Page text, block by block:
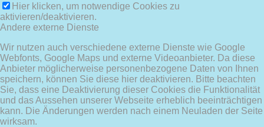
Hier klicken, um notwendige Cookies zu
aktivieren/deaktivieren.
Andere externe Dienste
Wir nutzen auch verschiedene externe Dienste wie Google
Webfonts, Google Maps und externe Videoanbieter. Da diese
Anbieter möglicherweise personenbezogene Daten von Ihnen
speichern, können Sie diese hier deaktivieren. Bitte beachten
Sie, dass eine Deaktivierung dieser Cookies die Funktionalität
und das Aussehen unserer Webseite erheblich beeinträchtigen
kann. Die Änderungen werden nach einem Neuladen der Seite
wirksam.